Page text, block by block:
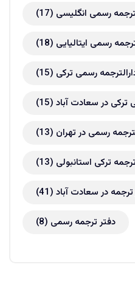
رسمی انگلیسی (17)
رسمی ایتالیایی (18)
رسمی ترکی (15)
ترکی در سعادت آباد (15)
رسمی در تهران (13)
ترکی استانبولی (13)
ترجمه در سعادت آباد (41)
دفتر ترجمه رسمی (8)